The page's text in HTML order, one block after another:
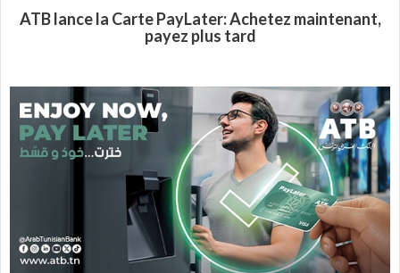
ATB lance la Carte PayLater: Achetez maintenant,
payez plus tard